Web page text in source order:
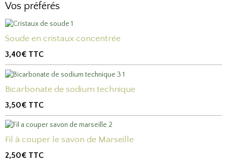
Vos préférés
Soude en cristaux concentrée
3,40€ TTC
Bicarbonate de sodium technique
3,50€ TTC
Fil à couper le savon de Marseille
2,50€ TTC